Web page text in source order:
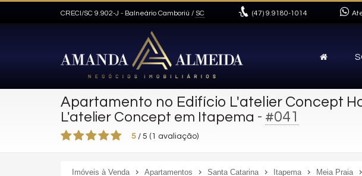
CRECI/SC 9.902-J - Balneário Camboriú / SC (47) 9.9180-1014
Apartamento no Edifício L'atelier Concept
L'atelier Concept em Itapema - #041
5 / 5 ( 1 avaliação)
Imóveis à Venda Apartamentos Santa Catarina Itapema Meia Praia